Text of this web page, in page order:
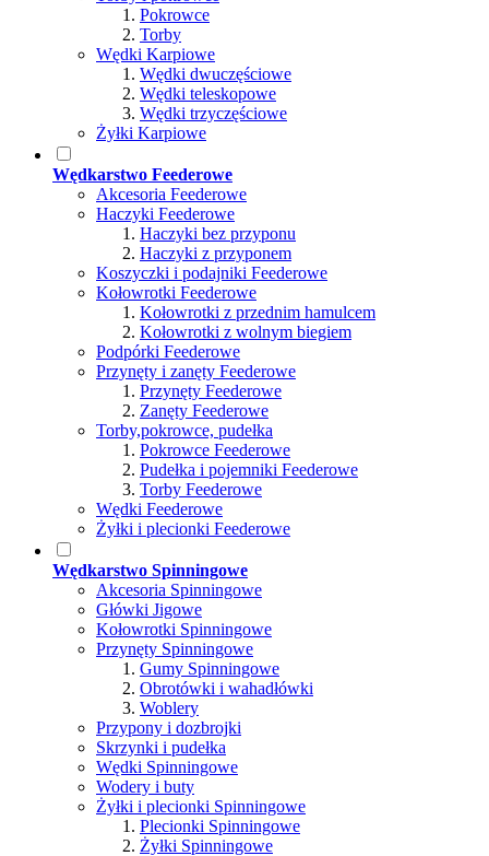
Pokrowce
Torby
Wędki Karpiowe
Wędki dwuczęściowe
Wędki teleskopowe
Wędki trzyczęściowe
Żyłki Karpiowe
Wędkarstwo Feederowe
Akcesoria Feederowe
Haczyki Feederowe
Haczyki bez przyponu
Haczyki z przyponem
Koszyczki i podajniki Feederowe
Kołowrotki Feederowe
Kołowrotki z przednim hamulcem
Kołowrotki z wolnym biegiem
Podpórki Feederowe
Przynęty i zanęty Feederowe
Przynęty Feederowe
Zanęty Feederowe
Torby,pokrowce, pudełka
Pokrowce Feederowe
Pudełka i pojemniki Feederowe
Torby Feederowe
Wędki Feederowe
Żyłki i plecionki Feederowe
Wędkarstwo Spinningowe
Akcesoria Spinningowe
Główki Jigowe
Kołowrotki Spinningowe
Przynęty Spinningowe
Gumy Spinningowe
Obrotówki i wahadłówki
Woblery
Przypony i dozbrojki
Skrzynki i pudełka
Wędki Spinningowe
Wodery i buty
Żyłki i plecionki Spinningowe
Plecionki Spinningowe
Żyłki Spinningowe